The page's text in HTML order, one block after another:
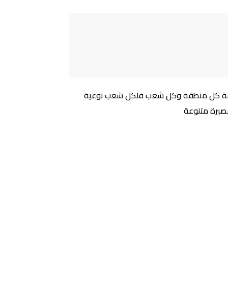
كل منطقة وكل شعب فلكل شعب نوعية
متنوعة